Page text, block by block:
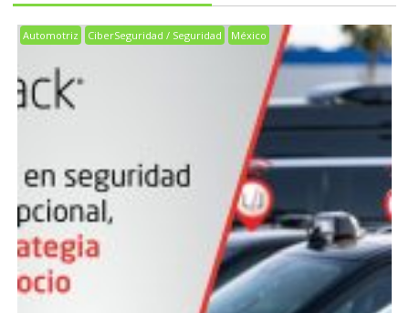
Automotriz CiberSeguridad / Seguridad México